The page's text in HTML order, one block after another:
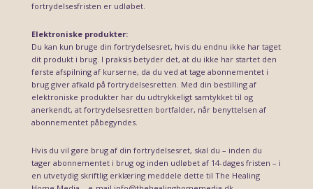
fortrydelsesfristen er udløbet.
Elektroniske produkter:
Du kan kun bruge din fortrydelsesret, hvis du endnu ikke har taget
dit produkt i brug. I praksis betyder det, at du ikke har startet den
første afspilning af kurserne, da du ved at tage abonnementet i
brug giver afkald på fortrydelsesretten. Med din bestilling af
elektroniske produkter har du udtrykkeligt samtykket til og
anerkendt, at fortrydelsesretten bortfalder, når benyttelsen af
abonnementet påbegyndes.
Hvis du vil gøre brug af din fortrydelsesret, skal du – inden du
tager abonnementet i brug og inden udløbet af 14-dages fristen – i
en utvetydig skriftlig erklæring meddele dette til The Healing